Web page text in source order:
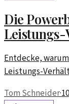
Die
Entdecke,
Leistungs-
Tom Schneider·